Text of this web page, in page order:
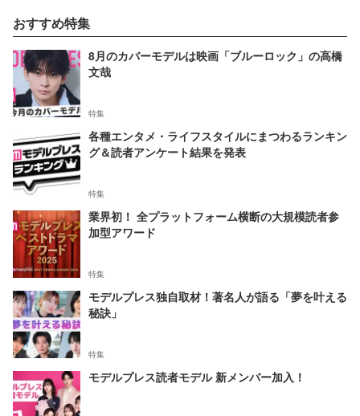
おすすめ特集
8月のカバーモデルは映画「ブルーロック」の高橋
文哉
特集
各種エンタメ・ライフスタイルにまつわるランキン
グ＆読者アンケート結果を発表
特集
業界初！ 全プラットフォーム横断の大規模読者参
加型アワード
特集
モデルプレス独自取材！著名人が語る「夢を叶える
秘訣」
特集
モデルプレス読者モデル 新メンバー加入！